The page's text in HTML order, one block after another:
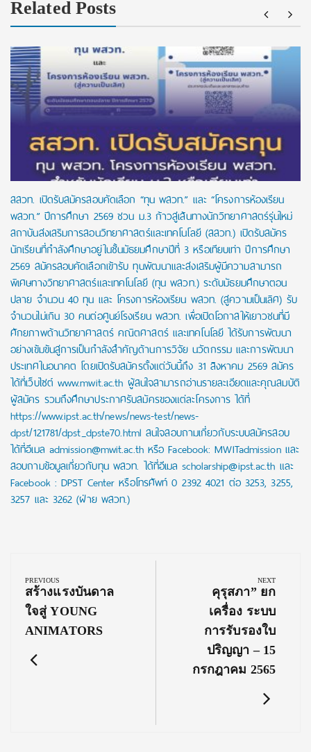
Related Posts
สสวท. เปิดรับสมัครสอบคัดเลือก “ทุน พสวท.” และ “โครงการห้องเรียน
พสวท.” ปีการศึกษา 2569 ชวน ม.3 ก้าวสู่เส้นทางนักวิทยาศาสตร์รุ่นใหม่
สถาบันส่งเสริมการสอนวิทยาศาสตร์และเทคโนโลยี (สสวท.) เปิดรับสมัคร
นักเรียนที่กำลังศึกษาอยู่ในชั้นมัธยมศึกษาปีที่ 3 หรือเทียบเท่า ปีการศึกษา
2569 สมัครสอบคัดเลือกเข้ารับ ทุนพัฒนาและส่งเสริมผู้มีความสามารถ
พิเศษทางวิทยาศาสตร์และเทคโนโลยี (ทุน พสวท.) ระดับมัธยมศึกษาตอน
ปลาย จำนวน 40 ทุน และ โครงการห้องเรียน พสวท. (สู่ความเป็นเลิศ) รับ
จำนวนไม่เกิน 30 คนต่อศูนย์โรงเรียน พสวท. เพื่อเปิดโอกาสให้เยาวชนที่มี
ศักยภาพด้านวิทยาศาสตร์ คณิตศาสตร์ และเทคโนโลยี ได้รับการพัฒนา
อย่างเข้มข้นสู่การเป็นกำลังสำคัญด้านการวิจัย นวัตกรรม และการพัฒนา
ประเทศในอนาคต โดยเปิดรับสมัครตั้งแต่วันนี้ถึง 31 สิงหาคม 2569 สมัคร
ได้ที่เว็บไซต์ www.mwit.ac.th ผู้สนใจสามารถอ่านรายละเอียดและคุณสมบัติ
ผู้สมัคร รวมถึงศึกษาประกาศรับสมัครของแต่ละโครงการ ได้ที่
https://www.ipst.ac.th/news/news-test/news-
dpst/121781/dpst_dpste70.html สนใจสอบถามเกี่ยวกับระบบสมัครสอบ
ได้ที่อีเมล admission@mwit.ac.th หรือ Facebook: MWITadmission และ
สอบถามข้อมูลเกี่ยวกับทุน พสวท. ได้ที่อีเมล scholarship@ipst.ac.th และ
Facebook : DPST Center หรือโทรศัพท์ 0 2392 4021 ต่อ 3253, 3255,
3257 และ 3262 (ฝ่าย พสวท.)
navigation
PREVIOUS
Previous
Post:
สร้างแรงบันดาล
ใจสู่ YOUNG
ANIMATORS
NEXT
Next
Post:
คุรุสภา” ยก
เครื่อง ระบบ
การรับรองใบ
ปริญญา – 15
กรกฎาคม 2565